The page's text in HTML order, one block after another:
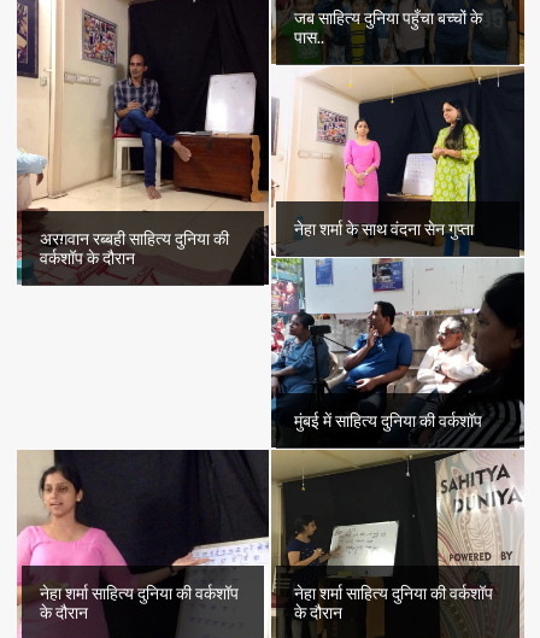
अरग़वान रब्बही साहित्य दुनिया की
वर्कशॉप के दौरान
जब साहित्य दुनिया पहुँचा बच्चों के
पास..
नेहा शर्मा के साथ वंदना सेन गुप्ता
मुंबई में साहित्य दुनिया की वर्कशॉप
नेहा शर्मा साहित्य दुनिया की वर्कशॉप
के दौरान
नेहा शर्मा साहित्य दुनिया की वर्कशॉप
के दौरान